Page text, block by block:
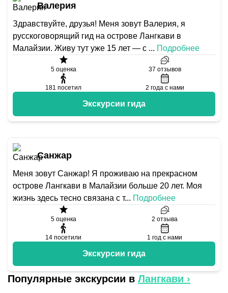
Валерия
Здравствуйте, друзья! Меня зовут Валерия, я
русскоговорящий гид на острове Лангкави в
Малайзии. Живу тут уже 15 лет — с ... Подробнее
5оценка 37 отзывов
181 посетил 2 года с нами
Экскурсии гида
Санжар
Меня зовут Санжар! Я проживаю на прекрасном
острове Лангкави в Малайзии больше 20 лет. Моя
жизнь здесь тесно связана с т... Подробнее
5оценка 2 отзыва
14 посетили 1 год с нами
Экскурсии гида
Популярные экскурсии в Лангкави ›